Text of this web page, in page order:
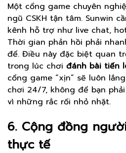
Một cổng game chuyên
ngũ CSKH tận tâm. Sunwin
kênh hỗ trợ như live chat,
Thời gian phản hồi phải
để. Điều này đặc biệt quan
trong lúc chơi đánh bài tiến
cổng game “xịn” sẽ luôn
chơi 24/7, không để bạn
vì những rắc rối nhỏ nhặt.
6. Cộng đồng
thực tế